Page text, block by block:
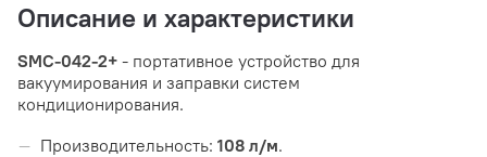
Описание и характеристики
SMC-042-2+ - портативное устройство для
вакуумирования и заправки систем
кондиционирования.
Производительность: 108 л/м.